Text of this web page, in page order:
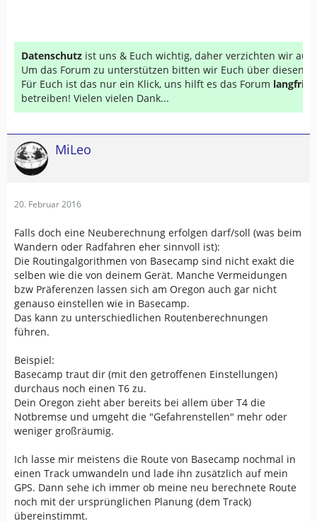
Datenschutz ist uns & Euch wichtig, daher verzichten wir auf
Um das Forum zu unterstützen bitten wir Euch über diesen
Für Euch ist das nur ein Klick, uns hilft es das Forum
betreiben! Vielen vielen Dank...
MiLeo
20. Februar 2016
Falls doch eine Neuberechnung erfolgen darf/soll (was beim
Wandern oder Radfahren eher sinnvoll ist):
Die Routingalgorithmen von Basecamp sind nicht exakt die
selben wie die von deinem Gerät. Manche Vermeidungen
bzw Präferenzen lassen sich am Oregon auch gar nicht
genauso einstellen wie in Basecamp.
Das kann zu unterschiedlichen Routenberechnungen
führen.
Beispiel:
Basecamp traut dir (mit den getroffenen Einstellungen)
durchaus noch einen T6 zu.
Dein Oregon zieht aber bereits bei allem über T4 die
Notbremse und umgeht die "Gefahrenstellen" mehr oder
weniger großräumig.
Ich lasse mir meistens die Route von Basecamp nochmal in
einen Track umwandeln und lade ihn zusätzlich auf mein
GPS. Dann sehe ich immer ob meine neu berechnete Route
noch mit der ursprünglichen Planung (dem Track)
übereinstimmt.